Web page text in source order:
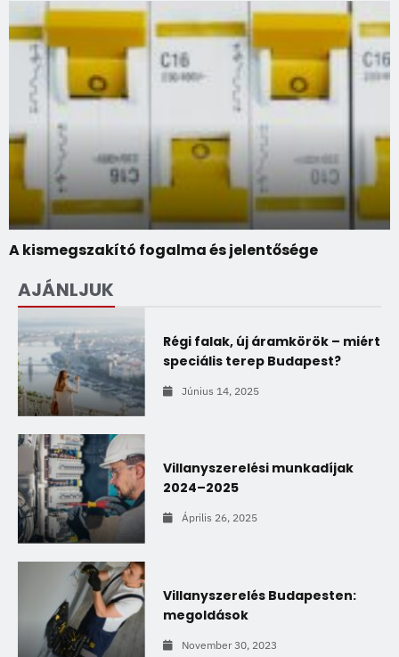
A kismegszakító fogalma és jelentősége
AJÁNLJUK
Régi falak, új áramkörök – miért
speciális terep Budapest?
Június 14, 2025
Villanyszerelési munkadíjak
2024–2025
Április 26, 2025
Villanyszerelés Budapesten:
megoldások
November 30, 2023